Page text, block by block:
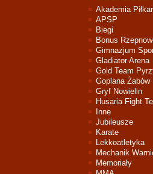
Akademia
APSP
Biegi
Bonus
Gimnazjum
Gladiator Arena
Gold Team
Goplana Żabów
Gryf Nowielin
Husaria Fight
Inne
Jubileusze
Karate
Lekkoatletyka
Mechanik
Memoriały